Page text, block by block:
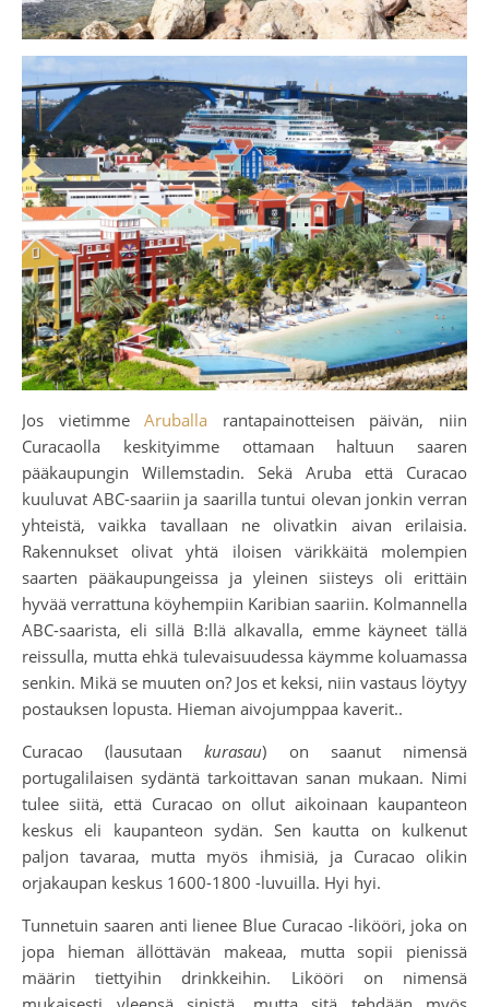
Jos vietimmeAruballa rantapainotteisen päivän, niin
Curacaolla keskityimme ottamaan haltuun saaren
pääkaupungin Willemstadin. Sekä Aruba että Curacao
kuuluvat ABC-saariin ja saarilla tuntui olevan jonkin verran
yhteistä, vaikka tavallaan ne olivatkin aivan erilaisia.
Rakennukset olivat yhtä iloisen värikkäitä molempien
saarten pääkaupungeissa ja yleinen siisteys oli erittäin
hyvää verrattuna köyhempiin Karibian saariin. Kolmannella
ABC-saarista, eli sillä B:llä alkavalla, emme käyneet tällä
reissulla, mutta ehkä tulevaisuudessa käymme koluamassa
senkin. Mikä se muuten on? Jos et keksi, niin vastaus löytyy
postauksen lopusta. Hieman aivojumppaa kaverit..
Curacao (lausutaankurasau) on saanut nimensä
portugalilaisen sydäntä tarkoittavan sanan mukaan. Nimi
tulee siitä, että Curacao on ollut aikoinaan kaupanteon
keskus eli kaupanteon sydän. Sen kautta on kulkenut
paljon tavaraa, mutta myös ihmisiä, ja Curacao olikin
orjakaupan keskus 1600-1800 -luvuilla. Hyi hyi.
Tunnetuin saaren anti lienee Blue Curacao -likööri, joka on
jopa hieman ällöttävän makeaa, mutta sopii pienissä
määrin tiettyihin drinkkeihin. Likööri on nimensä